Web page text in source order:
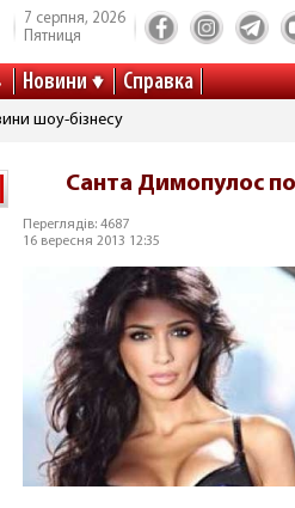
7 серпня, 2026
Пятниця
Новини Справка
шоу-бізнесу
Санта Димопулос
Переглядів: 4687
16 вересня 2013 12:35